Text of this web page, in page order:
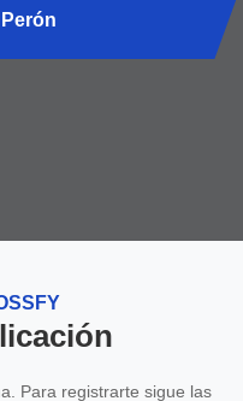
Para registrarte sigue las